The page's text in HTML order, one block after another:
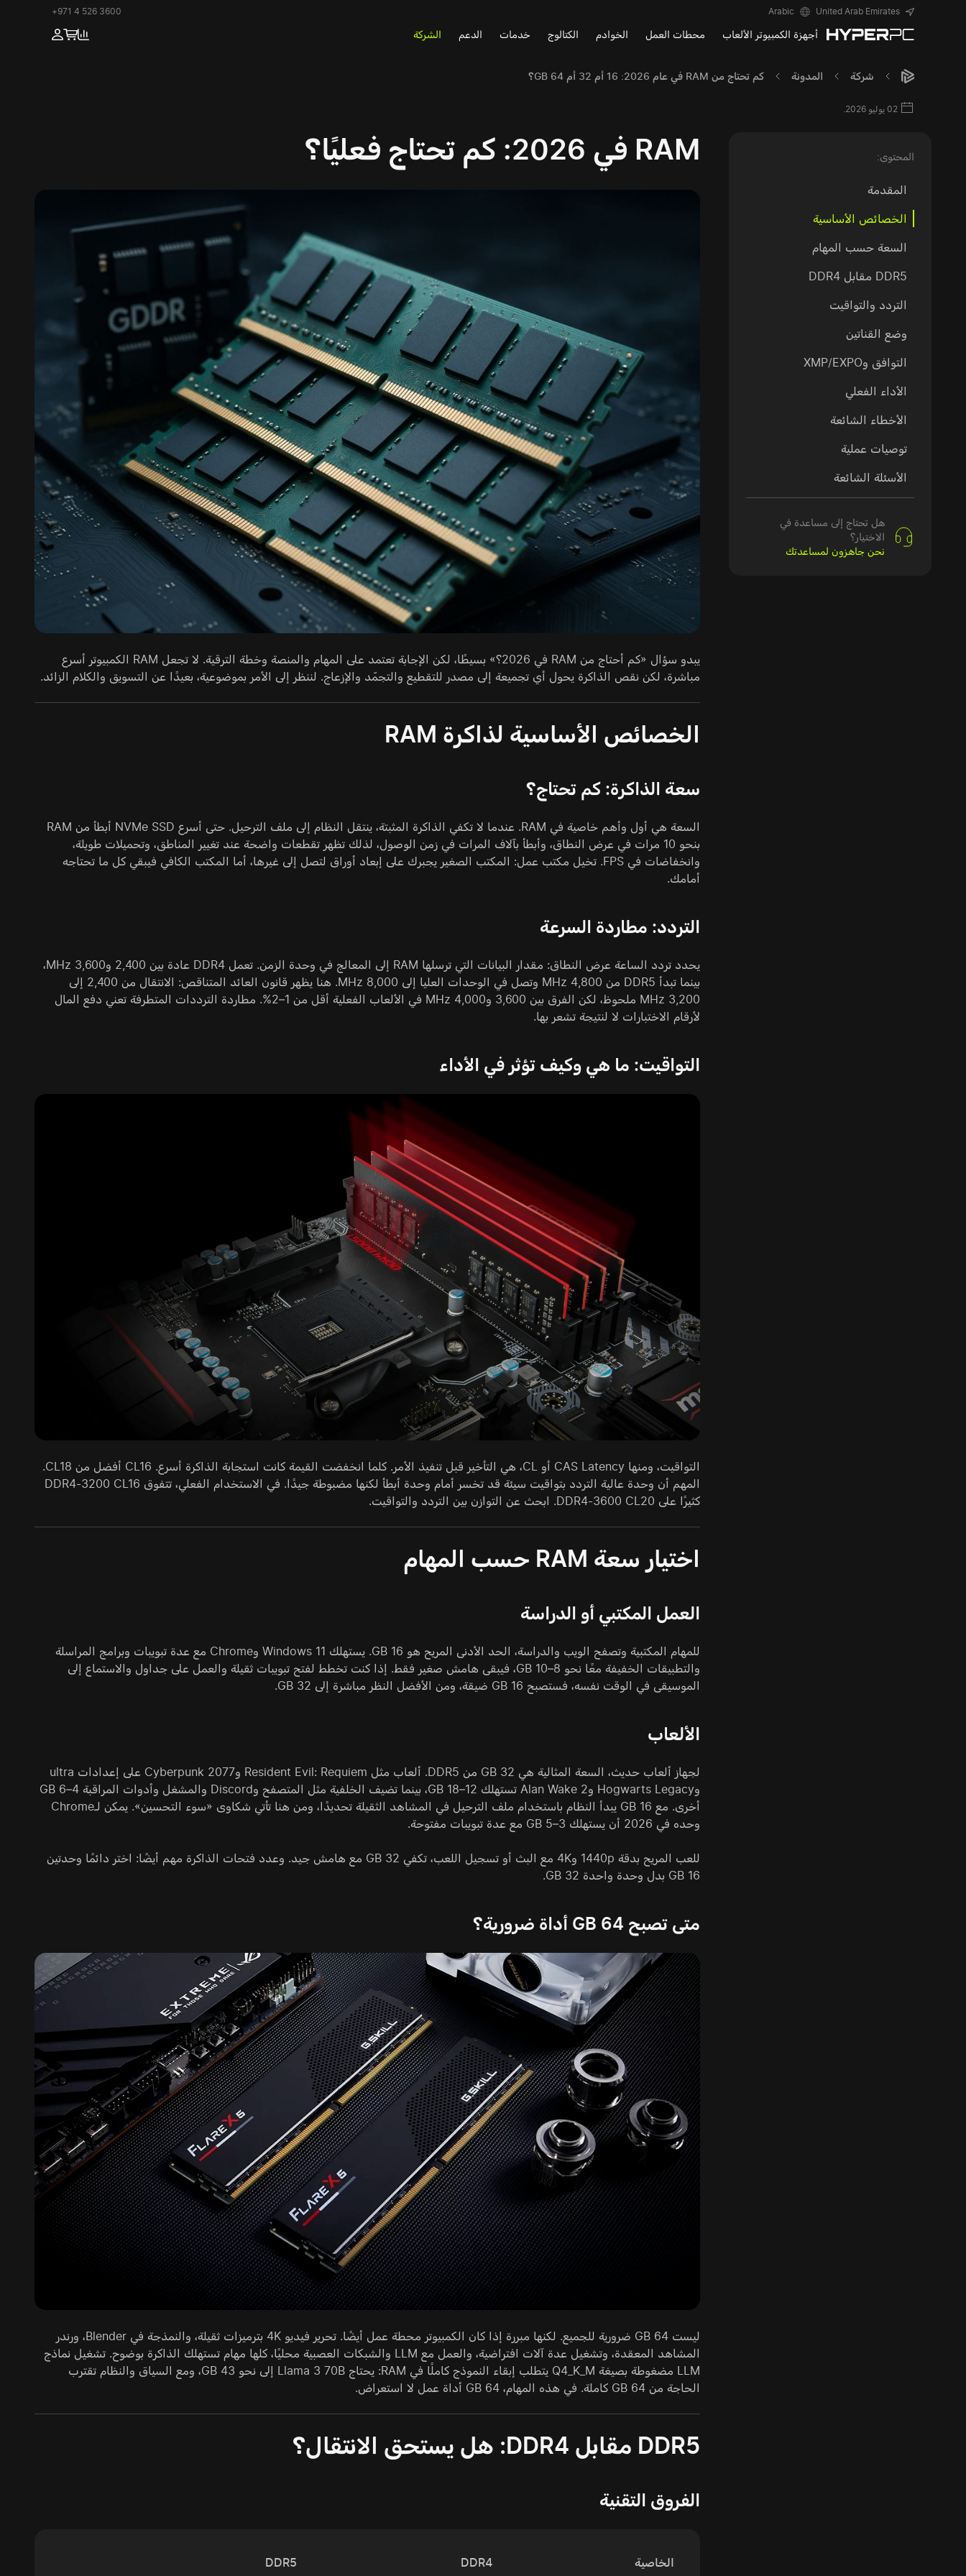
United Arab Emirates
Arabic
+971 4 526 3600
أجهزة الكمبيوتر الألعاب محطات العمل الخوادم الكتالوج خدمات الدعم الشركة
شركة المدونة كم تحتاج من RAM في عام 2026: 16 أم 32 أم 64 GB؟
المحتوى:
المقدمة
الخصائص الأساسية
السعة حسب المهام
DDR5 مقابل DDR4
التردد والتواقيت
وضع القناتين
التوافق وXMP/EXPO
الأداء الفعلي
الأخطاء الشائعة
توصيات عملية
الأسئلة الشائعة
هل تحتاج إلى مساعدة في
الاختيار؟
نحن جاهزون لمساعدتك
RAM في 2026: كم تحتاج فعليًا؟
يبدو سؤال «كم أحتاج من RAM في 2026؟» بسيطًا، لكن الإجابة تعتمد على المهام والمنصة وخطة الترقية. لا تجعل RAM الكمبيوتر أسرع
مباشرة، لكن نقص الذاكرة يحول أي تجميعة إلى مصدر للتقطيع والتجمّد والإزعاج. لننظر إلى الأمر بموضوعية، بعيدًا عن التسويق والكلام الزائد.
الخصائص الأساسية لذاكرة RAM
سعة الذاكرة: كم تحتاج؟
السعة هي أول وأهم خاصية في RAM. عندما لا تكفي الذاكرة المثبتة، ينتقل النظام إلى ملف الترحيل. حتى أسرع NVMe SSD أبطأ من RAM
بنحو 10 مرات في عرض النطاق، وأبطأ بآلاف المرات في زمن الوصول، لذلك تظهر تقطعات واضحة عند تغيير المناطق، وتحميلات طويلة،
وانخفاضات في FPS. تخيل مكتب عمل: المكتب الصغير يجبرك على إبعاد أوراق لتصل إلى غيرها، أما المكتب الكافي فيبقي كل ما تحتاجه
أمامك.
التردد: مطاردة السرعة
يحدد تردد الساعة عرض النطاق: مقدار البيانات التي ترسلها RAM إلى المعالج في وحدة الزمن. تعمل DDR4 عادة بين 2,400 و3,600 MHz،
بينما تبدأ DDR5 من 4,800 MHz وتصل في الوحدات العليا إلى 8,000 MHz. هنا يظهر قانون العائد المتناقص: الانتقال من 2,400 إلى
3,200 MHz ملحوظ، لكن الفرق بين 3,600 و4,000 MHz في الألعاب الفعلية أقل من 1–2%. مطاردة الترددات المتطرفة تعني دفع المال
لأرقام الاختبارات لا لنتيجة تشعر بها.
التواقيت: ما هي وكيف تؤثر في الأداء
التواقيت، ومنها CAS Latency أو CL، هي التأخير قبل تنفيذ الأمر. كلما انخفضت القيمة كانت استجابة الذاكرة أسرع. CL16 أفضل من CL18.
المهم أن وحدة عالية التردد بتواقيت سيئة قد تخسر أمام وحدة أبطأ لكنها مضبوطة جيدًا. في الاستخدام الفعلي، تتفوق DDR4-3200 CL16
كثيرًا على DDR4-3600 CL20. ابحث عن التوازن بين التردد والتواقيت.
اختيار سعة RAM حسب المهام
العمل المكتبي أو الدراسة
للمهام المكتبية وتصفح الويب والدراسة، الحد الأدنى المريح هو 16 GB. يستهلك Windows 11 وChrome مع عدة تبويبات وبرامج المراسلة
والتطبيقات الخفيفة معًا نحو 8–10 GB، فيبقى هامش صغير فقط. إذا كنت تخطط لفتح تبويبات ثقيلة والعمل على جداول والاستماع إلى
الموسيقى في الوقت نفسه، فستصبح 16 GB ضيقة، ومن الأفضل النظر مباشرة إلى 32 GB.
الألعاب
لجهاز ألعاب حديث، السعة المثالية هي 32 GB من DDR5. ألعاب مثل Resident Evil: Requiem وCyberpunk 2077 على إعدادات ultra
وHogwarts Legacy وAlan Wake 2 تستهلك 12–18 GB، بينما تضيف الخلفية مثل المتصفح وDiscord والمشغل وأدوات المراقبة 4–6 GB
أخرى. مع 16 GB يبدأ النظام باستخدام ملف الترحيل في المشاهد الثقيلة تحديدًا، ومن هنا تأتي شكاوى «سوء التحسين». يمكن لـChrome
وحده في 2026 أن يستهلك 3–5 GB مع عدة تبويبات مفتوحة.
للعب المريح بدقة 1440p و4K مع البث أو تسجيل اللعب، تكفي 32 GB مع هامش جيد. وعدد فتحات الذاكرة مهم أيضًا: اختر دائمًا وحدتين
16 GB بدل وحدة واحدة 32 GB.
متى تصبح 64 GB أداة ضرورية؟
ليست 64 GB ضرورية للجميع. لكنها مبررة إذا كان الكمبيوتر محطة عمل أيضًا. تحرير فيديو 4K بترميزات ثقيلة، والنمذجة في Blender، ورندر
المشاهد المعقدة، وتشغيل عدة آلات افتراضية، والعمل مع LLM والشبكات العصبية محليًا، كلها مهام تستهلك الذاكرة بوضوح. تشغيل نماذج
LLM مضغوطة بصيغة Q4_K_M يتطلب إبقاء النموذج كاملًا في RAM: يحتاج Llama 3 70B إلى نحو 43 GB، ومع السياق والنظام تقترب
الحاجة من 64 GB كاملة. في هذه المهام، 64 GB أداة عمل لا استعراض.
DDR5 مقابل DDR4: هل يستحق الانتقال؟
الفروق التقنية
الخاصية DDR4
DDR5